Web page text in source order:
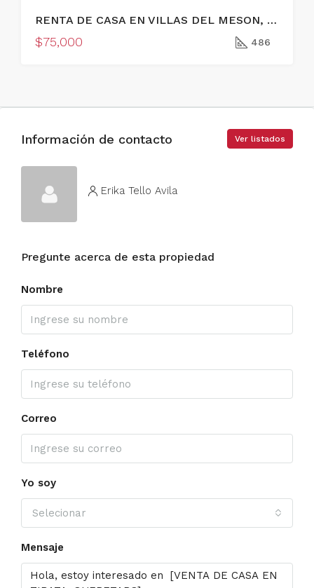
RENTA DE CASA EN VILLAS DEL MESON, JURIQUILLA, QUERETARO
$75,000 486
Información de contacto Ver listados
Erika Tello Avila
Pregunte acerca de esta propiedad
Nombre
Teléfono
Correo
Yo soy
Selecionar
Mensaje